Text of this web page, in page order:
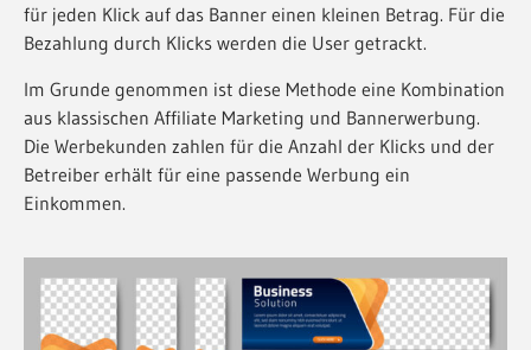
für jeden Klick auf das Banner einen kleinen Betrag. Für die
Bezahlung durch Klicks werden die User getrackt.
Im Grunde genommen ist diese Methode eine Kombination
aus klassischen Affiliate Marketing und Bannerwerbung.
Die Werbekunden zahlen für die Anzahl der Klicks und der
Betreiber erhält für eine passende Werbung ein
Einkommen.